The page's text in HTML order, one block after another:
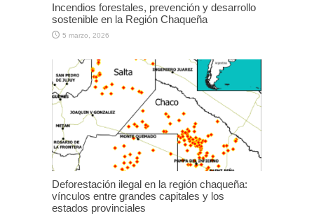
Incendios forestales, prevención y desarrollo
sostenible en la Región Chaqueña
5 marzo, 2026
Deforestación ilegal en la región chaqueña:
vínculos entre grandes capitales y los
estados provinciales